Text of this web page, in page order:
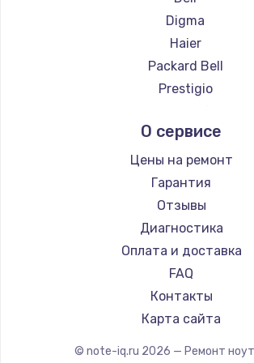
Ремонт ноутбуков ZTE
Ремонт ноутбуков Hiper
Ремонт ноутбуков Evga
Ремонт ноутбуков
Ремонт ноутбуков Ardor
Ремонт ноутбуков
Ремонт ноутбуков iru
Ремонт ноутбуков
Ремонт ноутбуков DEXP
Ремонт ноутбуков
Ремонт ноутбуков
Ремонт ноутбуков
Digma
Haier
Packard Bell
Prestigio
Alienware
Aquarius
Gigabyte
Aorus
Maibenben
Getac
Epson
Philips
LG
О сервисе
Цены на ремонт
Гарантия
Отзывы
Диагностика
Оплата и доставка
FAQ
Контакты
Карта сайта
© note-iq.ru 2026 — Ремонт